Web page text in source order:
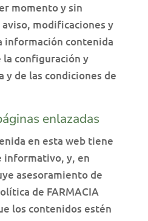
momento y sin
modificaciones y
información contenida
la configuración y
y de las condiciones de
enlazadas
en esta web tiene
informativo, y, en
asesoramiento de
de FARMACIA
los contenidos estén